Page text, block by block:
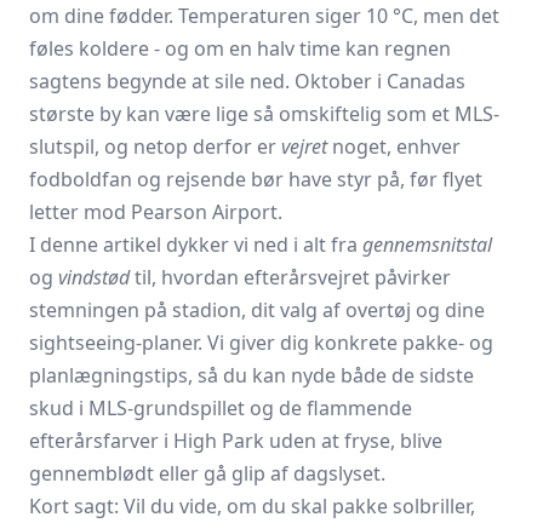
om dine fødder. Temperaturen siger 10 °C, men det
føles koldere - og om en halv time kan regnen
sagtens begynde at sile ned. Oktober i Canadas
største by kan være lige så omskiftelig som et MLS-
slutspil, og netop derfor ervejretnoget, enhver
fodboldfan og rejsende bør have styr på, før flyet
letter mod Pearson Airport.
I denne artikel dykker vi ned i alt fra gennemsnitstal
og vindstødtil, hvordan efterårsvejret påvirker
stemningen på stadion, dit valg af overtøj og dine
sightseeing-planer. Vi giver dig konkrete pakke- og
planlægningstips, så du kan nyde både de sidste
skud i MLS-grundspillet og de flammende
efterårsfarver i High Park uden at fryse, blive
gennemblødt eller gå glip af dagslyset.
Kort sagt: Vil du vide, om du skal pakke solbriller,